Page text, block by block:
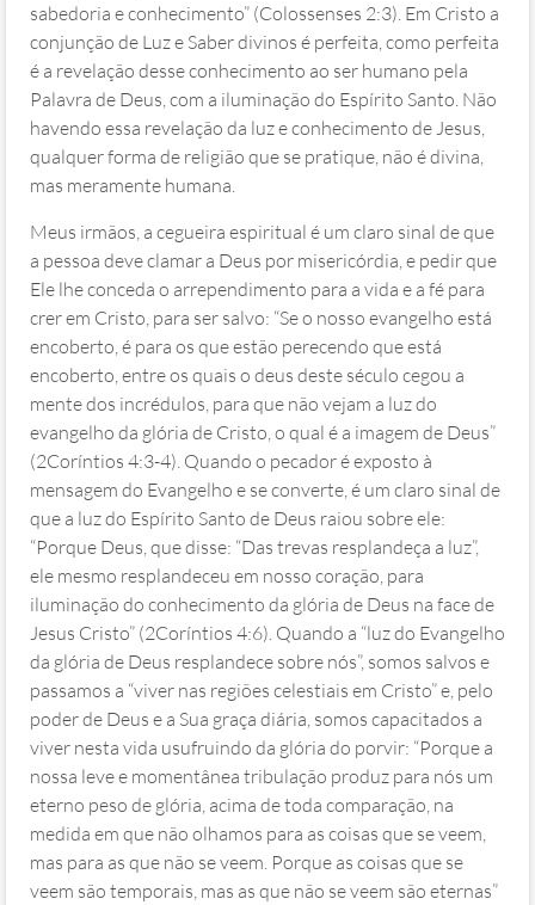
sabedoria e conhecimento” (Colossenses 2:3). Em Cristo a
conjunção de Luz e Saber divinos é perfeita, como perfeita
é a revelação desse conhecimento ao ser humano pela
Palavra de Deus, com a iluminação do Espírito Santo. Não
havendo essa revelação da luz e conhecimento de Jesus,
qualquer forma de religião que se pratique, não é divina,
mas meramente humana.
Meus irmãos, a cegueira espiritual é um claro sinal de que
a pessoa deve clamar a Deus por misericórdia, e pedir que
Ele lhe conceda o arrependimento para a vida e a fé para
crer em Cristo, para ser salvo: “Se o nosso evangelho está
encoberto, é para os que estão perecendo que está
encoberto, entre os quais o deus deste século cegou a
mente dos incrédulos, para que não vejam a luz do
evangelho da glória de Cristo, o qual é a imagem de Deus”
(2Coríntios 4:3‭-‬4). Quando o pecador é exposto à
mensagem do Evangelho e se converte, é um claro sinal de
que a luz do Espírito Santo de Deus raiou sobre ele:
“Porque Deus, que disse: “Das trevas resplandeça a luz”,
ele mesmo resplandeceu em nosso coração, para
iluminação do conhecimento da glória de Deus na face de
Jesus Cristo” (2Coríntios 4:6). Quando a “luz do Evangelho
da glória de Deus resplandece sobre nós”, somos salvos e
passamos a “viver nas regiões celestiais em Cristo” e, pelo
poder de Deus e a Sua graça diária, somos capacitados a
viver nesta vida usufruindo da glória do porvir: “Porque a
nossa leve e momentânea tribulação produz para nós um
eterno peso de glória, acima de toda comparação, na
medida em que não olhamos para as coisas que se veem,
mas para as que não se veem. Porque as coisas que se
veem são temporais, mas as que não se veem são eternas”